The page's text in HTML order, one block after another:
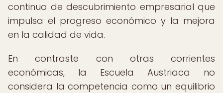
continuo de descubrimiento empresarial que
impulsa el progreso económico y la mejora
en la calidad de vida.
En contraste con otras corrientes
económicas, la Escuela Austriaca no
considera la competencia como un equilibrio